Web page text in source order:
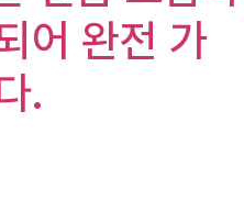
어 완전 가
.